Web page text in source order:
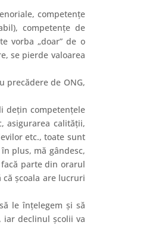
competenţe
competenţe de
vorba „doar” de o
se pierde valoarea
precădere de ONG,
deţin competenţele
asigurarea calităţii,
etc., toate sunt
plus, mă gândesc,
parte din orarul
şcoala are lucruri
le înţelegem şi să
iar declinul şcolii va